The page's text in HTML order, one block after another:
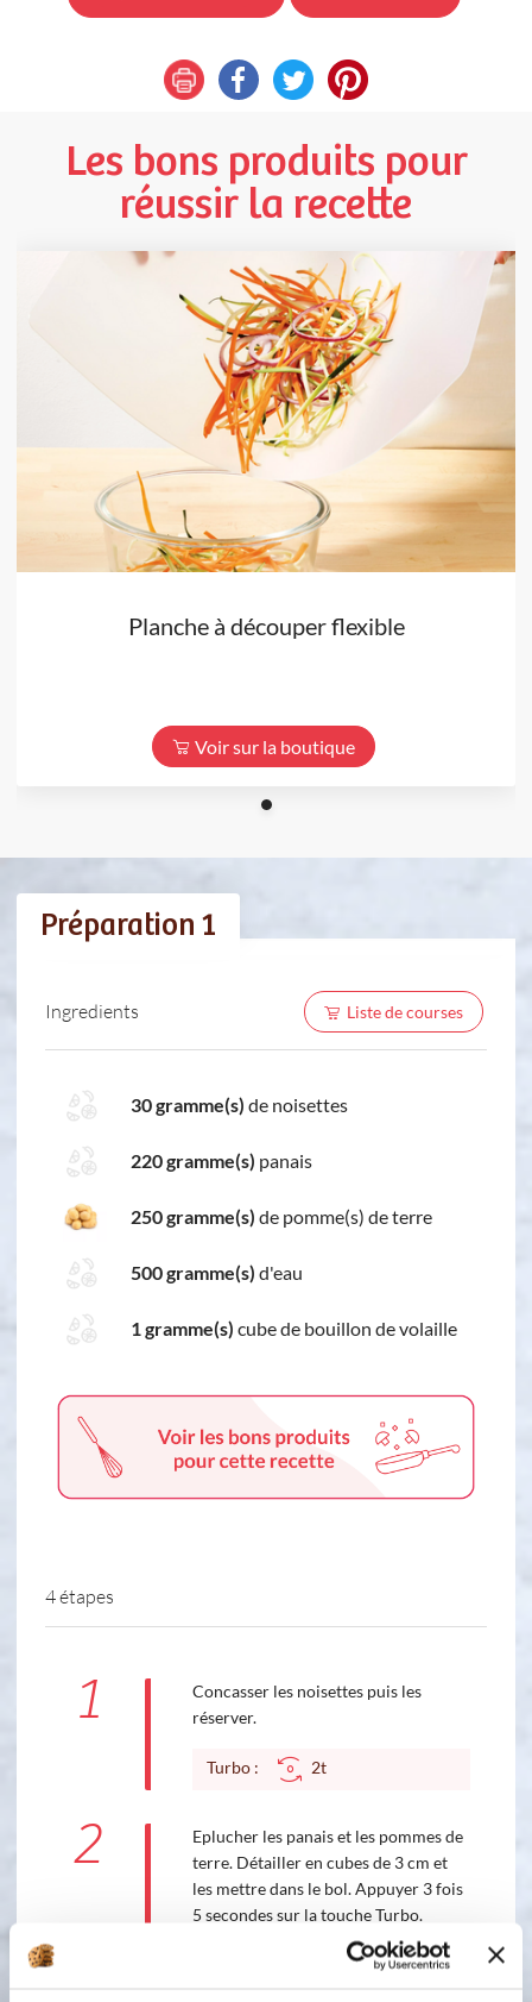
Les bons produits pour
réussir la recette
Planche à découper flexible
Voir sur la boutique
Préparation 1
Ingredients Liste de courses
30 gramme(s) de noisettes
220 gramme(s) panais
250 gramme(s) de pomme(s) de terre
500 gramme(s) d'eau
1 gramme(s) cube de bouillon de volaille
4 étapes
1
Concasser les noisettes puis les
réserver.
Turbo : 2t
2
Eplucher les panais et les pommes de
terre. Détailler en cubes de 3 cm et
les mettre dans le bol. Appuyer 3 fois
5 secondes sur la touche Turbo.